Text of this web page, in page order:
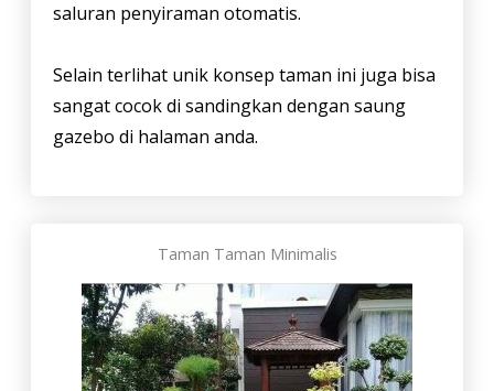
saluran penyiraman otomatis.
Selain terlihat unik konsep taman ini juga bisa
sangat cocok di sandingkan dengan saung
gazebo di halaman anda.
Taman Taman Minimalis